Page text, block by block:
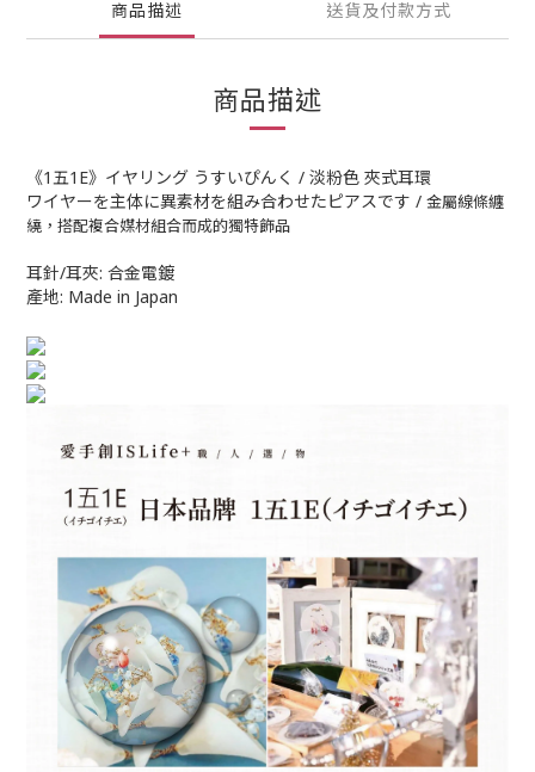
商品描述 送貨及付款方式
商品描述
《1五1E》イヤリング うすいぴんく / 淡粉色 夾式耳環
ワイヤーを主体に異素材を組み合わせたピアスです / 金屬線條纏
繞，搭配複合媒材組合而成的獨特飾品
耳針/耳夾: 合金電鍍
產地: Made in Japan